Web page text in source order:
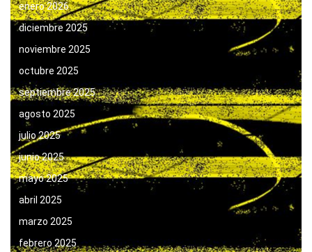
enero 2026
diciembre 2025
noviembre 2025
octubre 2025
septiembre 2025
agosto 2025
julio 2025
junio 2025
mayo 2025
abril 2025
marzo 2025
febrero 2025